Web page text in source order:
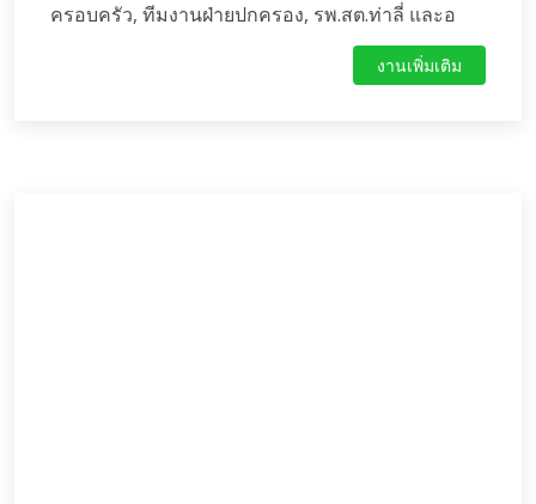
ครอบครัว, ทีมงานฝ่ายปกครอง, รพ.สต.ท่าลี่ และอ
สม.ในพื้นที่ ต.เมืองพลับพลา อ.ห้วยแถลง จังหวัด
นครราชสีมา เพื่อหาแนวทางในการดูแลช่วยเหลือผู้
งานเพิ่มเติม